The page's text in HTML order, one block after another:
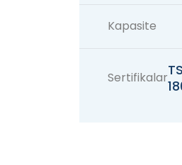
Kapasite
Sertifikalar